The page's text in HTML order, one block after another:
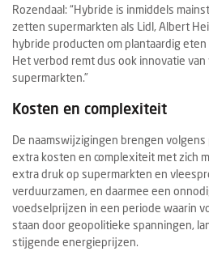
Rozendaal: “Hybride is inmiddels
zetten supermarkten als Lidl, Albert
hybride producten om plantaardig
Het verbod remt dus ook innovatie
supermarkten.”
Kosten en complexiteit
De naamswijzigingen brengen
extra kosten en complexiteit met zich
extra druk op supermarkten en
verduurzamen, en daarmee een
voedselprijzen in een periode waarin
staan door geopolitieke spanningen,
stijgende energieprijzen.